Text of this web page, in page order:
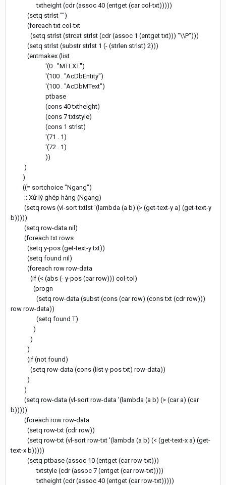
txtheight (cdr (assoc 40 (entget (car col-txt)))))
(setq strlst "")
(foreach txt col-txt
(setq strlst (strcat strlst (cdr (assoc 1 (entget txt))) "\\P")))
(setq strlst (substr strlst 1 (- (strlen strlst) 2)))
(entmakex (list
'(0 . "MTEXT")
'(100 . "AcDbEntity")
'(100 . "AcDbMText")
ptbase
(cons 40 txtheight)
(cons 7 txtstyle)
(cons 1 strlst)
'(71 . 1)
'(72 . 1)
))
)
)
((= sortchoice "Ngang")
;; Xử lý ghép hàng (Ngang)
(setq rows (vl-sort txtlst '(lambda (a b) (> (get-text-y a) (get-text-y
b)))))
(setq row-data nil)
(foreach txt rows
(setq y-pos (get-text-y txt))
(setq found nil)
(foreach row row-data
(if (< (abs (- y-pos (car row))) col-tol)
(progn
(setq row-data (subst (cons (car row) (cons txt (cdr row)))
row row-data))
(setq found T)
)
)
)
(if (not found)
(setq row-data (cons (list y-pos txt) row-data))
)
)
(setq row-data (vl-sort row-data '(lambda (a b) (> (car a) (car
b)))))
(foreach row row-data
(setq row-txt (cdr row))
(setq row-txt (vl-sort row-txt '(lambda (a b) (< (get-text-x a) (get-
text-x b)))))
(setq ptbase (assoc 10 (entget (car row-txt)))
txtstyle (cdr (assoc 7 (entget (car row-txt))))
txtheight (cdr (assoc 40 (entget (car row-txt)))))